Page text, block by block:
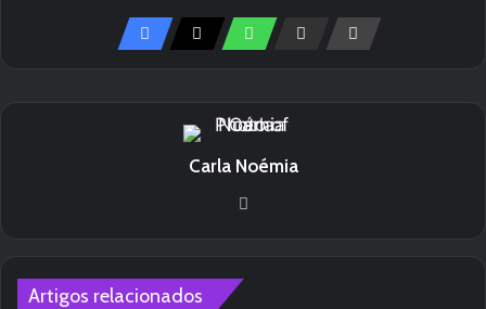
Carla Noémia
Artigos relacionados